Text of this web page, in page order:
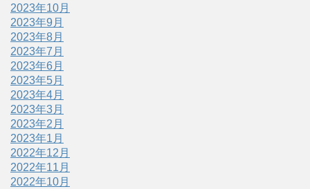
2023年10月
2023年9月
2023年8月
2023年7月
2023年6月
2023年5月
2023年4月
2023年3月
2023年2月
2023年1月
2022年12月
2022年11月
2022年10月